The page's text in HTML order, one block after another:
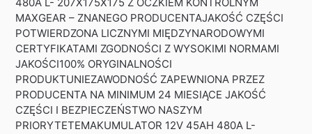
480A L- 207X175X175 Z OCZKIEM KONTROLNYM
MAXGEAR – ZNANEGO PRODUCENTAJAKOŚĆ CZĘŚCI
POTWIERDZONA LICZNYMI MIĘDZYNARODOWYMI
CERTYFIKATAMI ZGODNOŚCI Z WYSOKIMI NORMAMI
JAKOŚCI100% ORYGINALNOŚCI
PRODUKTUNIEZAWODNOŚĆ ZAPEWNIONA PRZEZ
PRODUCENTA NA MINIMUM 24 MIESIĄCE JAKOŚĆ
CZĘŚCI I BEZPIECZEŃSTWO NASZYM
PRIORYTETEMAKUMULATOR 12V 45AH 480A L-